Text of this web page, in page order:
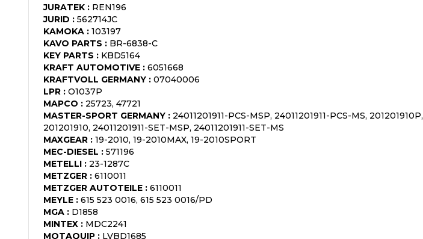
JURATEK : REN196
JURID : 562714JC
KAMOKA : 103197
KAVO PARTS : BR-6838-C
KEY PARTS : KBD5164
KRAFT AUTOMOTIVE : 6051668
KRAFTVOLL GERMANY : 07040006
LPR : O1037P
MAPCO : 25723, 47721
MASTER-SPORT GERMANY : 24011201911-PCS-MSP, 24011201911-PCS-MS, 201201910P,
201201910, 24011201911-SET-MSP, 24011201911-SET-MS
MAXGEAR : 19-2010, 19-2010MAX, 19-2010SPORT
MEC-DIESEL : 571196
METELLI : 23-1287C
METZGER : 6110011
METZGER AUTOTEILE : 6110011
MEYLE : 615 523 0016, 615 523 0016/PD
MGA : D1858
MINTEX : MDC2241
MOTAQUIP : LVBD1685